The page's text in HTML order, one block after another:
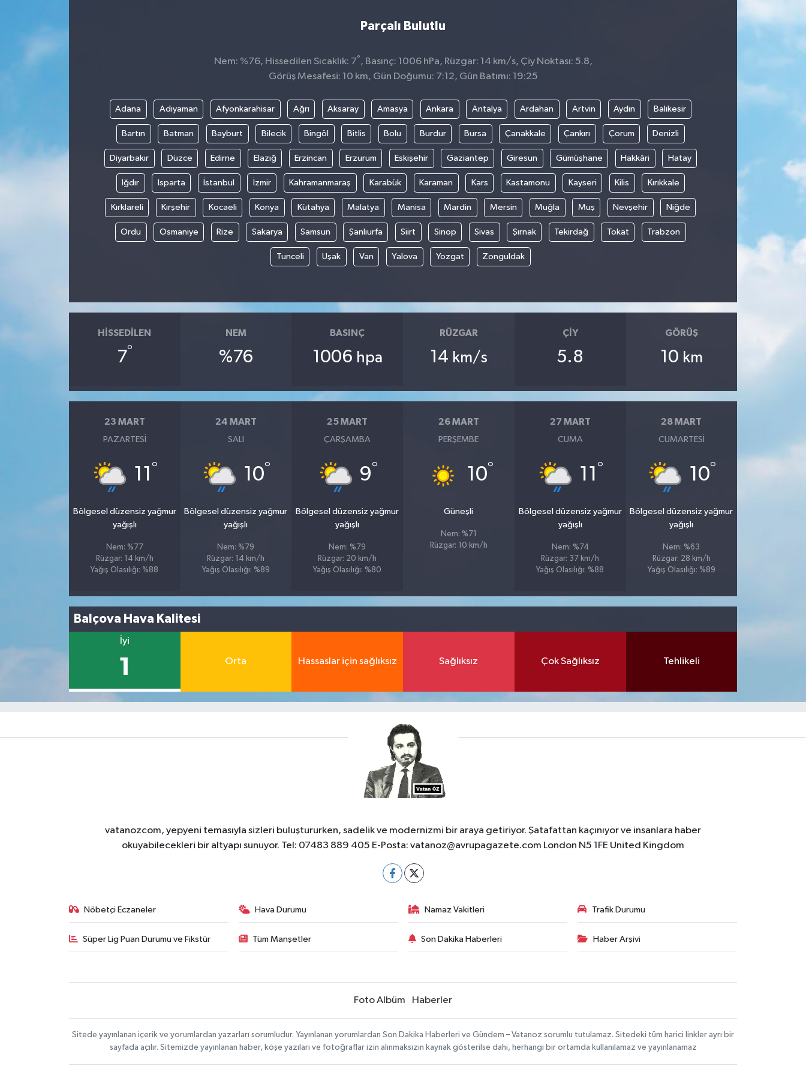
Parçalı Bulutlu
Nem: %76, Hissedilen Sıcaklık: 7° , Basınç: 1006 hPa, Rüzgar: 14 km/s, Çiy Noktası: 5.8,
Görüş Mesafesi: 10 km, Gün Doğumu: 7:12, Gün Batımı: 19:25
Adana Adıyaman Afyonkarahisar Ağrı Aksaray Amasya Ankara Antalya Ardahan Artvin Aydın Balıkesir
Bartın Batman Bayburt Bilecik Bingöl Bitlis Bolu Burdur Bursa Çanakkale Çankırı Çorum Denizli
Diyarbakır Düzce Edirne Elazığ Erzincan Erzurum Eskişehir Gaziantep Giresun Gümüşhane Hakkâri Hatay
Iğdır Isparta İstanbul İzmir Kahramanmaraş Karabük Karaman Kars Kastamonu Kayseri Kilis Kırıkkale
Kırklareli Kırşehir Kocaeli Konya Kütahya Malatya Manisa Mardin Mersin Muğla Muş Nevşehir Niğde
Ordu Osmaniye Rize Sakarya Samsun Şanlıurfa Siirt Sinop Sivas Şırnak Tekirdağ Tokat Trabzon
Tunceli Uşak Van Yalova Yozgat Zonguldak
HISSEDILEN
7°
NEM
%76
BASINÇ
1006 hpa
RÜZGAR
14 km/s
ÇIY
5.8
GÖRÜŞ
10 km
23 MART
PAZARTESI
11 °
Bölgesel düzensiz yağmur
yağışlı
Nem: %77
Rüzgar: 14 km/h
Yağış Olasılığı: %88
24 MART
SALI
10°
Bölgesel düzensiz yağmur
yağışlı
Nem: %79
Rüzgar: 14 km/h
Yağış Olasılığı: %89
25 MART
ÇARŞAMBA
9°
Bölgesel düzensiz yağmur
yağışlı
Nem: %79
Rüzgar: 20 km/h
Yağış Olasılığı: %80
26 MART
PERŞEMBE
10°
Güneşli
Nem: %71
Rüzgar: 10 km/h
27 MART
CUMA
11 °
Bölgesel düzensiz yağmur
yağışlı
Nem: %74
Rüzgar: 37 km/h
Yağış Olasılığı: %88
28 MART
CUMARTESI
10°
Bölgesel düzensiz yağmur
yağışlı
Nem: %63
Rüzgar: 28 km/h
Yağış Olasılığı: %89
Balçova Hava Kalitesi
İyi
1 Orta Hassaslar için sağlıksız Sağlıksız Çok Sağlıksız Tehlikeli
vatanozcom, yepyeni temasıyla sizleri buluştururken, sadelik ve modernizmi bir araya getiriyor. Şatafattan kaçınıyor ve insanlara haber
okuyabilecekleri bir altyapı sunuyor. Tel: 07483 889 405 E-Posta: vatanoz@avrupagazete.com London N5 1FE United Kingdom
Nöbetçi Eczaneler Hava Durumu Namaz Vakitleri Trafik Durumu
Süper Lig Puan Durumu ve Fikstür Tüm Manşetler Son Dakika Haberleri Haber Arşivi
Foto Albüm Haberler
Sitede yayınlanan içerik ve yorumlardan yazarları sorumludur. Yayınlanan yorumlardan Son Dakika Haberleri ve Gündem – Vatanoz sorumlu tutulamaz. Sitedeki tüm harici linkler ayrı bir
sayfada açılır. Sitemizde yayınlanan haber, köşe yazıları ve fotoğraflar izin alınmaksızın kaynak gösterilse dahi, herhangi bir ortamda kullanılamaz ve yayınlanamaz